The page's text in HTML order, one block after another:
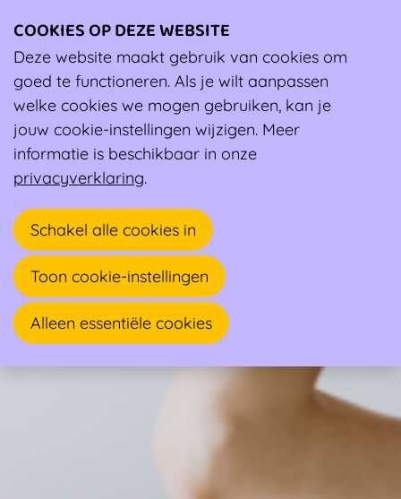
Wiki Hoe rugpijn vermijden bij intensief sporten?
Hoe rugpijn vermijden bij intensief sporten?
Hoe rugpijn vermijden bij intensief sporten?
COOKIES OP DEZE WEBSITE
Deze website maakt gebruik van cookies om
goed te functioneren. Als je wilt aanpassen
welke cookies we mogen gebruiken, kan je
jouw cookie-instellingen wijzigen. Meer
informatie is beschikbaar in onze
privacyverklaring.
Schakel alle cookies in
Toon cookie-instellingen
Alleen essentiële cookies